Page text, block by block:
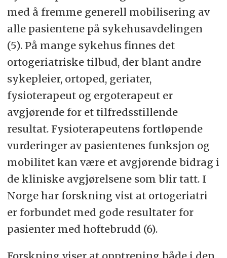
med å fremme generell mobilisering av
alle pasientene på sykehusavdelingen
(5). På mange sykehus finnes det
ortogeriatriske tilbud, der blant andre
sykepleier, ortoped, geriater,
fysioterapeut og ergoterapeut er
avgjørende for et tilfredsstillende
resultat. Fysioterapeutens fortløpende
vurderinger av pasientenes funksjon og
mobilitet kan være et avgjørende bidrag i
de kliniske avgjørelsene som blir tatt. I
Norge har forskning vist at ortogeriatri
er forbundet med gode resultater for
pasienter med hoftebrudd (6).